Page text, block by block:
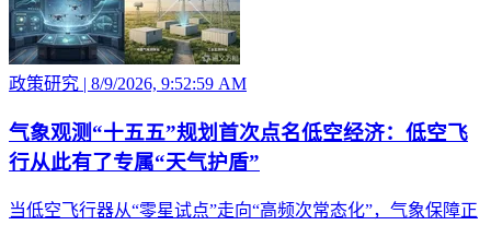
政策研究 | 8/9/2026, 9:52:59 AM
气象观测“十五五”规划首次点名低空经济：低空飞
行从此有了专属“天气护盾”
当低空飞行器从“零星试点”走向“高频次常态化”，气象保障正